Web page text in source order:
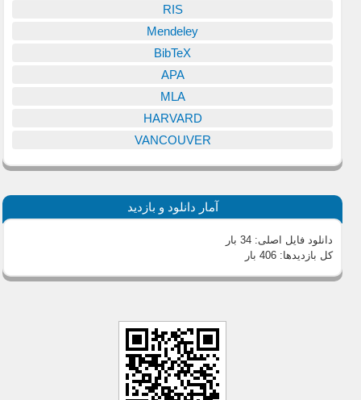
RIS
Mendeley
BibTeX
APA
MLA
HARVARD
VANCOUVER
آمار دانلود و بازدید
دانلود فایل اصلی:34 بار
کل بازدیدها:406 بار